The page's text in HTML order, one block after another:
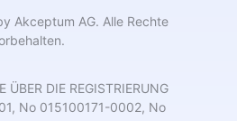
Akceptum AG. Alle Rechte
ÜBER DIE REGISTRIERUNG
No 015100171-0002, No